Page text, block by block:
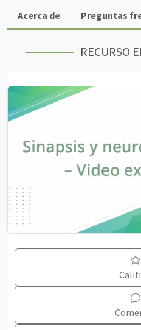
Acerca de Preguntas
RECURSO